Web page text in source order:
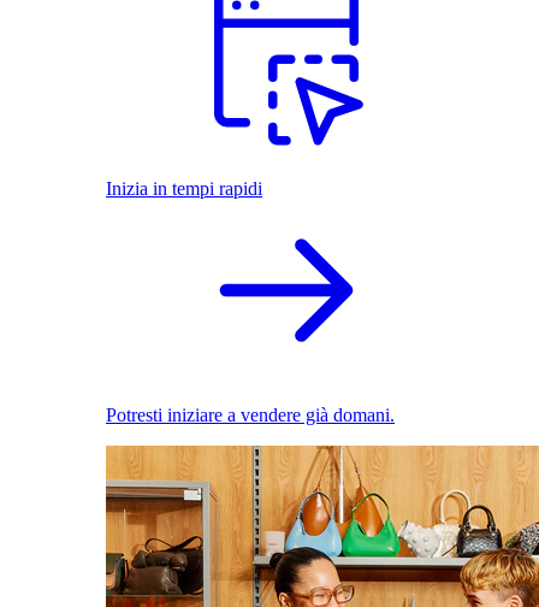
Inizia in tempi rapidi
Potresti iniziare a vendere già domani.